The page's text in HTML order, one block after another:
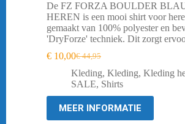
De FZ FORZA BOULDER
HEREN is een mooi shirt voor
gemaakt van 100% polyester en
'DryForze' techniek. Dit zorgt
€44,95
Oorspronkelijke
prijs
was:
€ 44,95.
€ 10,00Huidige
prijs
is:
€ 10,00.
Kleding, Kleding, Kleding
SALE, Shirts
MEER INFORMATIE